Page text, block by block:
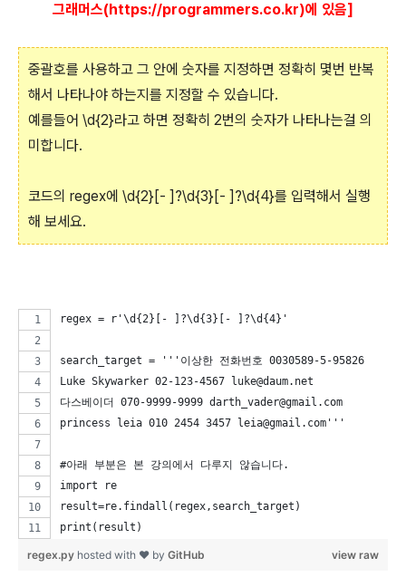
그래머스(https://programmers.co.kr)에 있음]
중괄호를 사용하고 그 안에 숫자를 지정하면 정확히 몇번 반복
해서 나타나야 하는지를 지정할 수 있습니다.
예를들어 \d{2}라고 하면 정확히 2번의 숫자가 나타나는걸 의
미합니다.
코드의 regex에 \d{2}[- ]?\d{3}[- ]?\d{4}를 입력해서 실행
해 보세요.
regex = r'\d{2}[- ]?\d{3}[- ]?\d{4}'
search_target = '''이상한 전화번호 0030589-5-95826
Luke Skywarker 02-123-4567 luke@daum.net
다스베이더 070-9999-9999 darth_vader@gmail.com
princess leia 010 2454 3457 leia@gmail.com'''
#아래 부분은 본 강의에서 다루지 않습니다.
import re
result=re.findall(regex,search_target)
print(result)
view raw
regex.py hosted with ❤ by GitHub